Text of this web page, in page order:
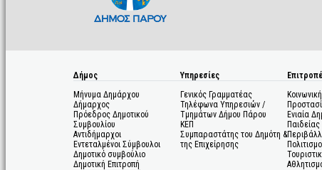
Δήμος
Μήνυμα Δημάρχου
Δήμαρχος
Πρόεδρος Δημοτικού
Συμβουλίου
Αντιδήμαρχοι
Εντεταλμένοι Σύμβουλοι
Δημοτικό συμβούλιο
Δημοτική Επιτροπή
Υπηρεσίες
Γενικός Γραμματέας
Τηλέφωνα Υπηρεσιών /
Τμημάτων Δήμου Πάρου
ΚΕΠ
Συμπαραστάτης του Δημότη &
της Επιχείρησης
Ενιαία
Παιδείας